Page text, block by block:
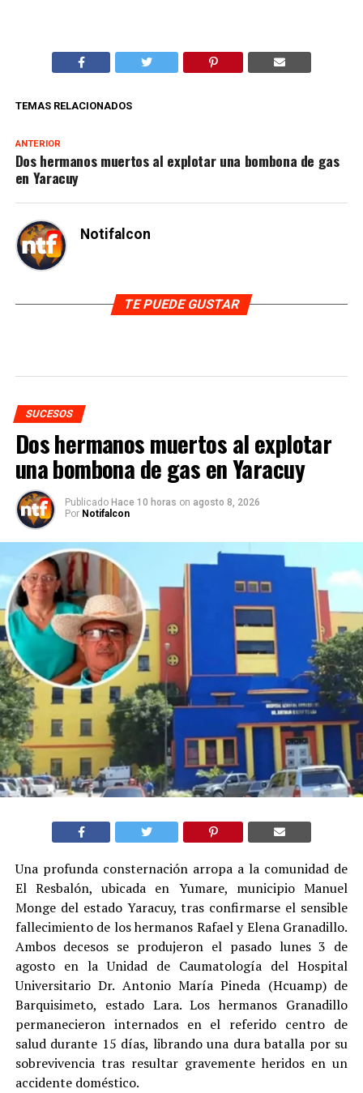
TEMAS RELACIONADOS
ANTERIOR
Dos hermanos muertos al explotar una bombona de gas
en Yaracuy
Notifalcon
TE PUEDE GUSTAR
SUCESOS
Dos hermanos muertos al explotar
una bombona de gas en Yaracuy
Publicado Hace 10 horas on agosto 8, 2026
Por Notifalcon
Una profunda consternación arropa a la comunidad de
El Resbalón, ubicada en Yumare, municipio Manuel
Monge del estado Yaracuy, tras confirmarse el sensible
fallecimiento de los hermanos Rafael y Elena Granadillo.
Ambos decesos se produjeron el pasado lunes 3 de
agosto en la Unidad de Caumatología del Hospital
Universitario Dr. Antonio María Pineda (Hcuamp) de
Barquisimeto, estado Lara. Los hermanos Granadillo
permanecieron internados en el referido centro de
salud durante 15 días, librando una dura batalla por su
sobrevivencia tras resultar gravemente heridos en un
accidente doméstico.